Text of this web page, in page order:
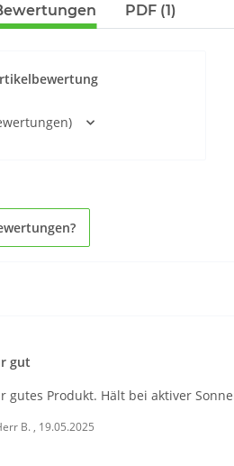
PDF (1)
gut
gutes Produkt. Hält bei aktiver
B. , 19.05.2025